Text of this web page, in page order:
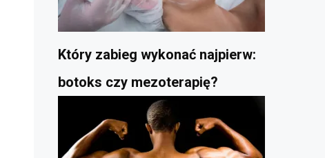
Który zabieg wykonać najpierw:
botoks czy mezoterapię?